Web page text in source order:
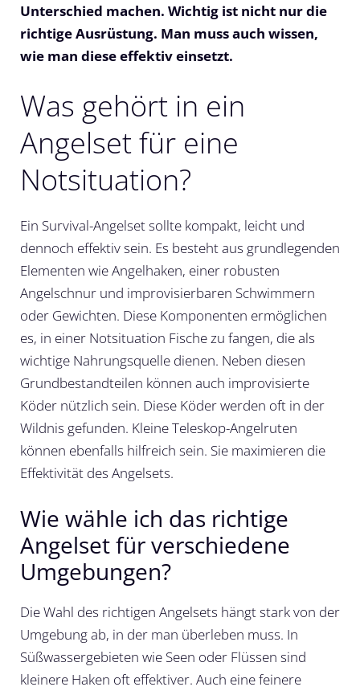
Unterschied machen. Wichtig ist nicht nur die
richtige Ausrüstung. Man muss auch wissen,
wie man diese effektiv einsetzt.
Was gehört in ein
Angelset für eine
Notsituation?
Ein Survival-Angelset sollte kompakt, leicht und
dennoch effektiv sein. Es besteht aus grundlegenden
Elementen wie Angelhaken, einer robusten
Angelschnur und improvisierbaren Schwimmern
oder Gewichten. Diese Komponenten ermöglichen
es, in einer Notsituation Fische zu fangen, die als
wichtige Nahrungsquelle dienen. Neben diesen
Grundbestandteilen können auch improvisierte
Köder nützlich sein. Diese Köder werden oft in der
Wildnis gefunden. Kleine Teleskop-Angelruten
können ebenfalls hilfreich sein. Sie maximieren die
Effektivität des Angelsets.
Wie wähle ich das richtige
Angelset für verschiedene
Umgebungen?
Die Wahl des richtigen Angelsets hängt stark von der
Umgebung ab, in der man überleben muss. In
Süßwassergebieten wie Seen oder Flüssen sind
kleinere Haken oft effektiver. Auch eine feinere